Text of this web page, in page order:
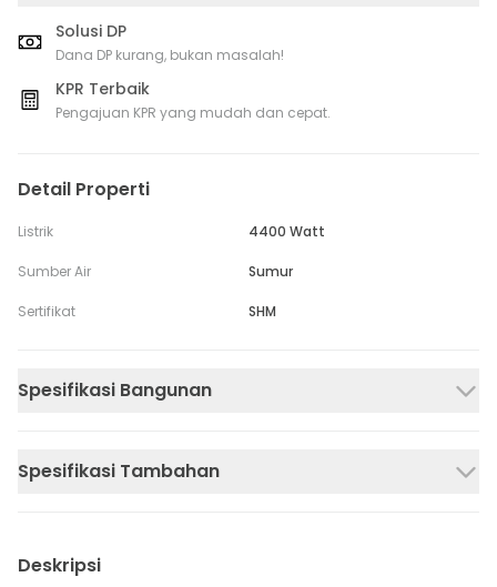
Solusi DP
Dana DP kurang, bukan masalah!
KPR Terbaik
Pengajuan KPR yang mudah dan cepat.
Detail Properti
Listrik 4400 Watt
Sumber Air Sumur
Sertifikat SHM
Spesifikasi Bangunan
Spesifikasi Tambahan
Deskripsi